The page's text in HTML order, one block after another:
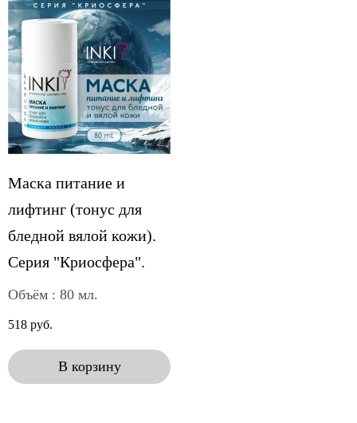
Маска питание и
лифтинг (тонус для
бледной вялой кожи).
Серия "Криосфера".
Объём : 80 мл.
518 руб.
В корзину